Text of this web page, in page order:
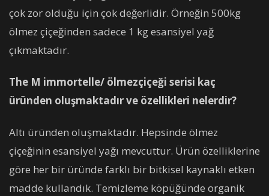
çok zor olduğu için çok değerlidir. Örneğin 500kg
ölmez çiçeğinden sadece 1 kg esansiyel yağ
çıkmaktadır.
The M immortelle/ ölmezçiçeği serisi kaç
üründen oluşmaktadır ve özellikleri nelerdir?
Altı üründen oluşmaktadır. Hepsinde ölmez
çiçeğinin esansiyel yağı mevcuttur. Ürün özelliklerine
göre her bir üründe farklı bir bitkisel kaynaklı etken
madde kullandık. Temizleme köpüğünde organik